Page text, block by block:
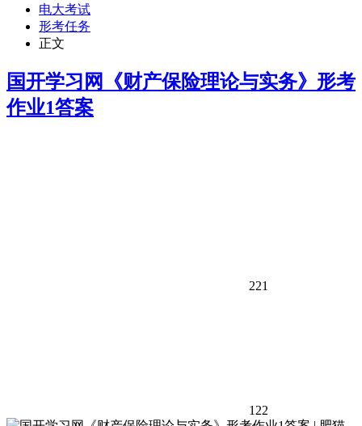
电大考试
形考任务
正文
国开学习网《财产保险理论与实务》形考
作业1答案
221
122